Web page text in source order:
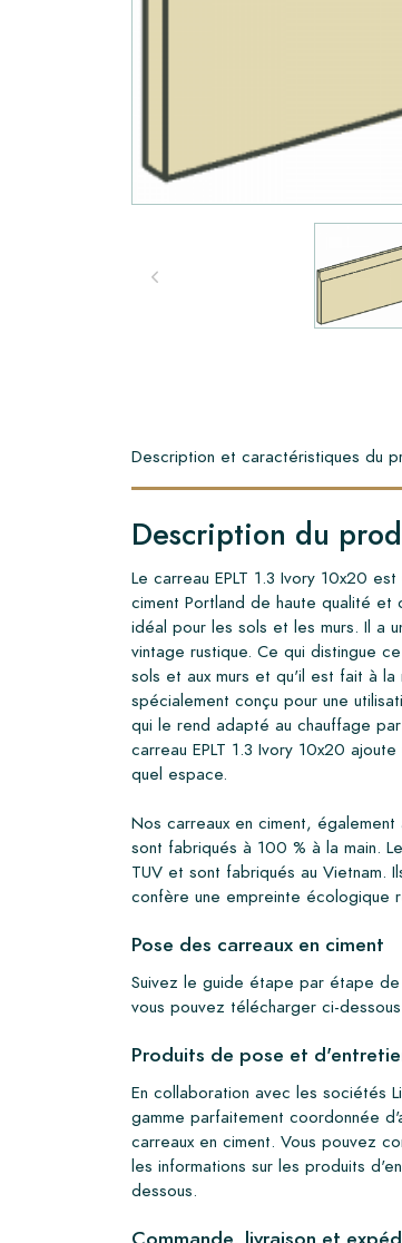
Description et caractéristiques du
Description du
Le carreau EPLT 1.3 Ivory 10x20
ciment Portland de haute qualité
idéal pour les sols et les murs. Il a
vintage rustique. Ce qui distingue
sols et aux murs et qu'il est fait à
spécialement conçu pour une
qui le rend adapté au chauffage
carreau EPLT 1.3 Ivory 10x20
quel espace.
Nos carreaux en ciment,
sont fabriqués à 100 % à la main.
TUV et sont fabriqués au Vietnam.
confère une empreinte écologique
Pose des carreaux en ciment
Suivez le guide étape par étape
vous pouvez télécharger ci-
Produits de pose et
En collaboration avec les sociétés
gamme parfaitement coordonnée
carreaux en ciment. Vous pouvez
les informations sur les produits
dessous.